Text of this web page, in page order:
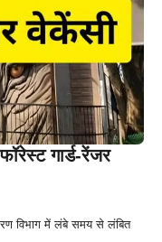
गार्ड-रेंजर
विभाग में लंबे समय से लंबित